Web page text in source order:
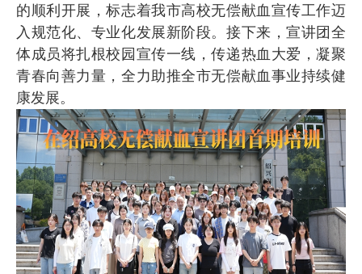
的顺利开展，标志着我市高校无偿献血宣传工作迈
入规范化、专业化发展新阶段。接下来，宣讲团全
体成员将扎根校园宣传一线，传递热血大爱，凝聚
青春向善力量，全力助推全市无偿献血事业持续健
康发展。